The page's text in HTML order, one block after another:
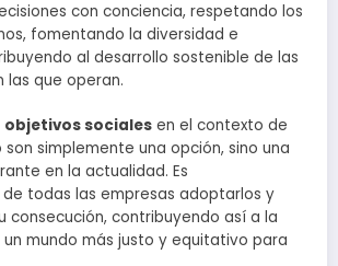
con conciencia, respetando los
fomentando la diversidad e
al desarrollo sostenible de las
las que operan.
objetivos sociales en el contexto de
simplemente una opción, sino una
en la actualidad. Es
todas las empresas adoptarlos y
consecución, contribuyendo así a la
mundo más justo y equitativo para